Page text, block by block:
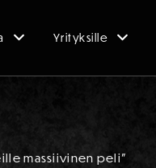
Yrityksille
massiivinen peli”